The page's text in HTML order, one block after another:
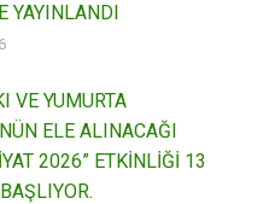
YAYINLANDI
VE YUMURTA
ELE ALINACAĞI
2026” ETKİNLİĞİ 13